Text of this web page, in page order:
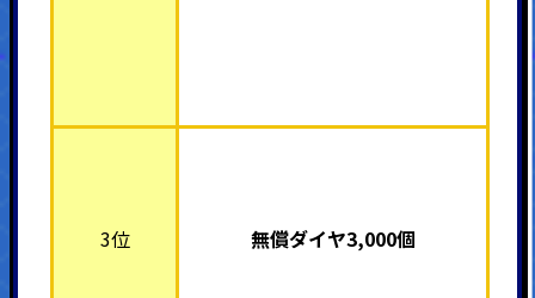
3位 無償ダイヤ3,000個